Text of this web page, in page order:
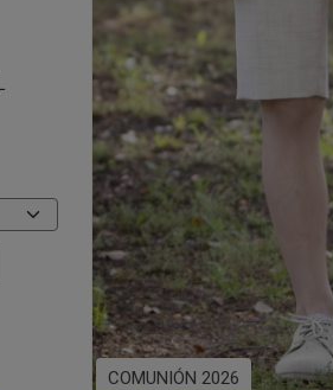
COMUNIÓN 2026